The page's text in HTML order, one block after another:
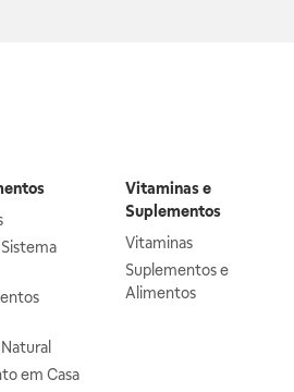
em Casa
Vitaminas e
Suplementos
Vitaminas
Suplementos e
Alimentos